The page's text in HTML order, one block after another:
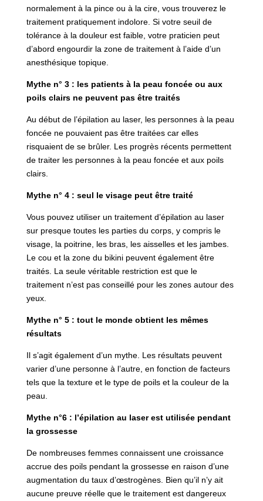
normalement à la pince ou à la cire, vous trouverez le
traitement pratiquement indolore. Si votre seuil de
tolérance à la douleur est faible, votre praticien peut
d’abord engourdir la zone de traitement à l’aide d’un
anesthésique topique.
Mythe n° 3 : les patients à la peau foncée ou aux
poils clairs ne peuvent pas être traités
Au début de l’épilation au laser, les personnes à la peau
foncée ne pouvaient pas être traitées car elles
risquaient de se brûler. Les progrès récents permettent
de traiter les personnes à la peau foncée et aux poils
clairs.
Mythe n° 4 : seul le visage peut être traité
Vous pouvez utiliser un traitement d’épilation au laser
sur presque toutes les parties du corps, y compris le
visage, la poitrine, les bras, les aisselles et les jambes.
Le cou et la zone du bikini peuvent également être
traités. La seule véritable restriction est que le
traitement n’est pas conseillé pour les zones autour des
yeux.
Mythe n° 5 : tout le monde obtient les mêmes
résultats
Il s’agit également d’un mythe. Les résultats peuvent
varier d’une personne à l’autre, en fonction de facteurs
tels que la texture et le type de poils et la couleur de la
peau.
Mythe n°6 : l’épilation au laser est utilisée pendant
la grossesse
De nombreuses femmes connaissent une croissance
accrue des poils pendant la grossesse en raison d’une
augmentation du taux d’œstrogènes. Bien qu’il n’y ait
aucune preuve réelle que le traitement est dangereux